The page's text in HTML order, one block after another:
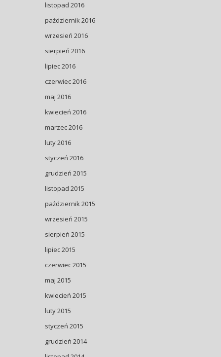
listopad 2016
październik 2016
wrzesień 2016
sierpień 2016
lipiec 2016
czerwiec 2016
maj 2016
kwiecień 2016
marzec 2016
luty 2016
styczeń 2016
grudzień 2015
listopad 2015
październik 2015
wrzesień 2015
sierpień 2015
lipiec 2015
czerwiec 2015
maj 2015
kwiecień 2015
luty 2015
styczeń 2015
grudzień 2014